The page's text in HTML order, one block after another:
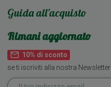
Guida all'acquisto
Rimani aggiornato
mail_outline 10% di sconto
se ti iscriviti alla nostra Newsletter